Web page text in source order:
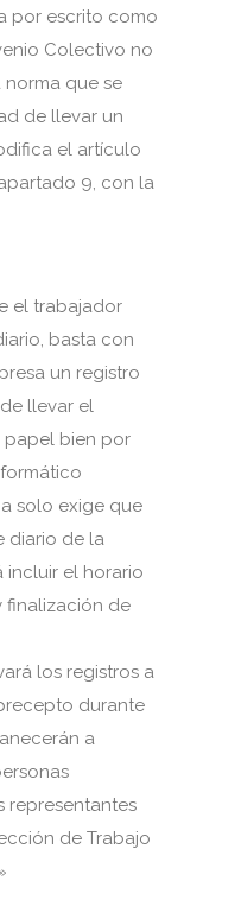
por escrito como
Colectivo no
que se
de llevar un
el artículo
9, con la
el trabajador
basta con
un registro
llevar el
papel bien por
solo exige que
diario de la
incluir el horario
finalización de
los registros a
durante
a
representantes
de Trabajo